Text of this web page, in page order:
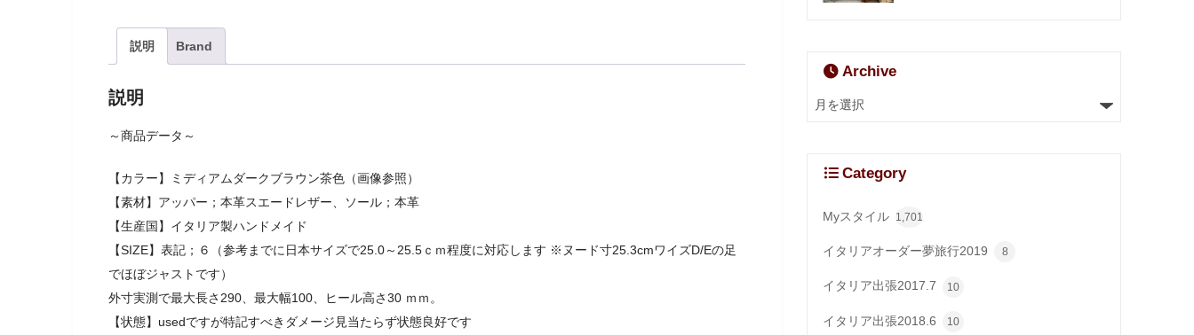
説明 Brand
説明
～商品データ～
【カラー】ミディアムダークブラウン茶色（画像参照）
【素材】アッパー；本革スエードレザー、ソール；本革
【生産国】イタリア製ハンドメイド
【SIZE】表記；６（参考までに日本サイズで25.0～25.5ｃｍ程度に対応します ※ヌード寸25.3cmワイズD/Eの足
でほぼジャストです）
外寸実測で最大長さ290、最大幅100、ヒール高さ30 ｍｍ。
【状態】usedですが特記すべきダメージ見当たらず状態良好です
Archive
Category
Myスタイル 1,701
イタリアオーダー夢旅行2019 8
イタリア出張2017.7 10
イタリア出張2018.6 10